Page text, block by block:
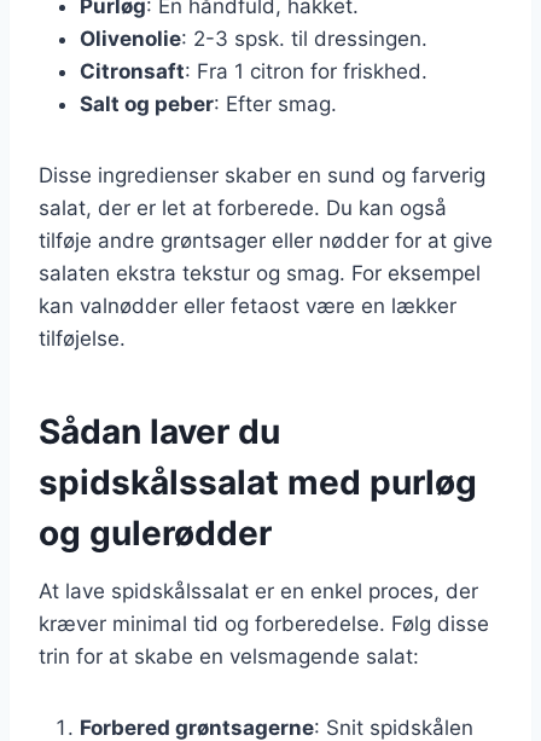
Purløg: En håndfuld, hakket.
Olivenolie: 2-3 spsk. til dressingen.
Citronsaft: Fra 1 citron for friskhed.
Salt og peber: Efter smag.
Disse ingredienser skaber en sund og farverig
salat, der er let at forberede. Du kan også
tilføje andre grøntsager eller nødder for at give
salaten ekstra tekstur og smag. For eksempel
kan valnødder eller fetaost være en lækker
tilføjelse.
Sådan laver du
spidskålssalat med purløg
og gulerødder
At lave spidskålssalat er en enkel proces, der
kræver minimal tid og forberedelse. Følg disse
trin for at skabe en velsmagende salat:
Forbered grøntsagerne: Snit spidskålen